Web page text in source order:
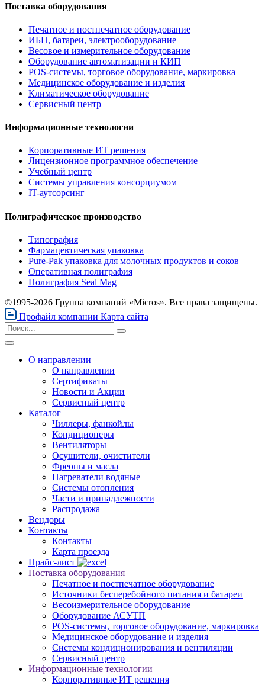
Поставка оборудования
Печатное и постпечатное оборудование
ИБП, батареи, электрооборудование
Весовое и измерительное оборудование
Оборудование автоматизации и КИП
POS-системы, торговое оборудование, маркировка
Медицинское оборудование и изделия
Климатическое оборудование
Сервисный центр
Информационные технологии
Корпоративные ИТ решения
Лицензионное программное обеспечение
Учебный центр
Системы управления консорциумом
IT-аутсорсинг
Полиграфическое производство
Типография
Фармацевтическая упаковка
Pure-Pak упаковка для молочных продуктов и соков
Оперативная полиграфия
Полиграфия Seal Mag
©1995-2026 Группа компаний «Micros». Все права защищены.
Профайл компании Карта сайта
О направлении
О направлении
Сертификаты
Новости и Акции
Сервисный центр
Каталог
Чиллеры, фанкойлы
Кондиционеры
Вентиляторы
Осушители, очистители
Фреоны и масла
Нагреватели водяные
Системы отопления
Части и принадлежности
Раcпродажа
Вендоры
Контакты
Контакты
Карта проезда
Прайс-лист
Поставка оборудования
Печатное и постпечатное оборудование
Источники бесперебойного питания и батареи
Весоизмерительное оборудование
Оборудование АСУТП
POS-системы, торговое оборудование, маркировка
Медицинское оборудование и изделия
Системы кондиционирования и вентиляции
Сервисный центр
Информационные технологии
Корпоративные ИТ решения